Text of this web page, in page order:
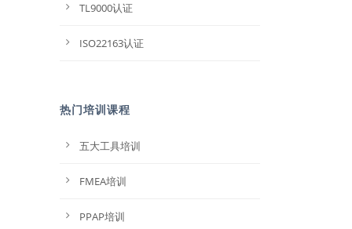
TL9000认证
ISO22163认证
热门培训课程
五大工具培训
FMEA培训
PPAP培训